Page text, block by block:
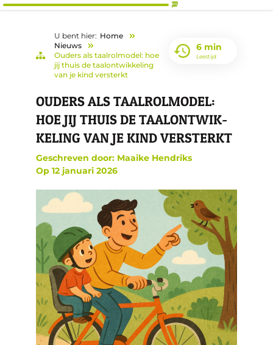
U bent hier: Home
Nieuws
Ouders als taalrolmodel: hoe
jij thuis de taalontwikkeling
van je kind versterkt
6 min
Leestijd
OUDERS ALS TAALROL­MODEL:
HOE JIJ THUIS DE TAALONT­WIK­
KELING VAN JE KIND VERSTERKT
Geschreven door: Maaike Hendriks
Op 12 januari 2026